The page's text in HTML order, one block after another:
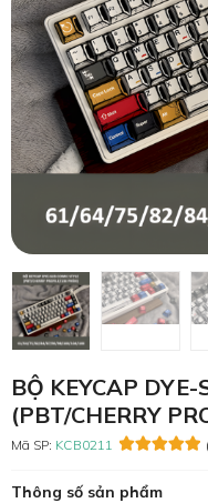
BỘ KEYCAP
(PBT/CHERRY
Mã SP: KCB0211
Thông số sản phẩm